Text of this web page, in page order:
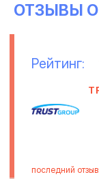
ОТЗЫВЫ
Рейтинг:
последний отзыв: